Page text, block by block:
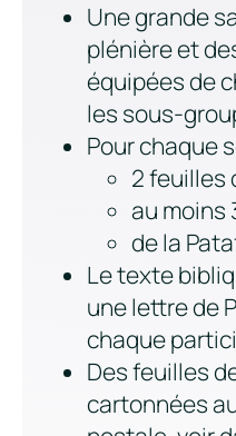
Une grande
plénière et
équipées de
les sous-
Pour chaque
2 feuilles
au moins
de la
Le texte
une lettre de
chaque
Des feuilles
cartonnées